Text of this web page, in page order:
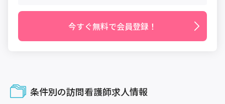
今すぐ無料で会員登録！
条件別の訪問看護師求人情報